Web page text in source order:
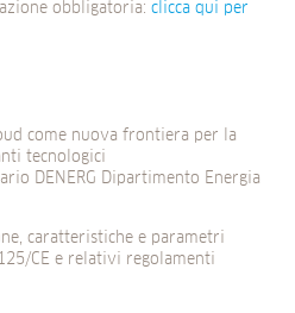
obbligatoria: clicca qui per
come nuova frontiera per la
tecnologici
DENERG Dipartimento Energia
caratteristiche e parametri
CE e relativi regolamenti